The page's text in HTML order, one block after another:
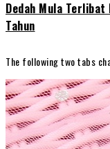
Dedah Mula Terlibat
Tahun
The following two tabs